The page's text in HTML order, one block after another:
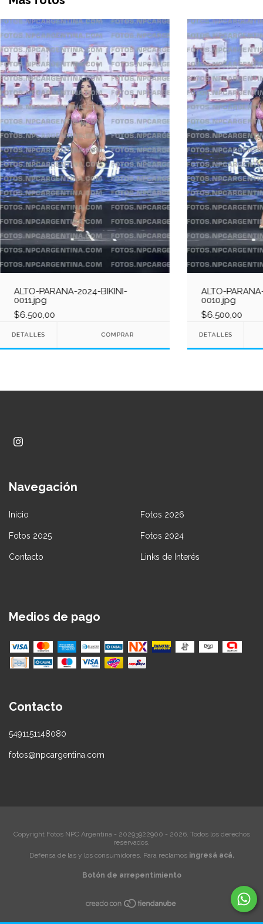
ALTO-PARANA-2024-BIKINI-
0011.jpg
$6.500,00
DETALLES
ALTO-
0010.jpg
$6.500,00
DETALLES
Navegación
Inicio Fotos 2026
Fotos 2025 Fotos 2024
Contacto Links de Interés
Medios de pago
Contacto
5491151148080
fotos@npcargentina.com
Copyright Fotos NPC Argentina - 20293922900 - 2026. Todos los derechos
reservados.
Defensa de las y los consumidores. Para reclamos ingresá acá.
Botón de arrepentimiento